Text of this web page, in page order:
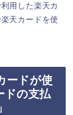
用した楽天カ
天カードを使
ードが使
ドの支払